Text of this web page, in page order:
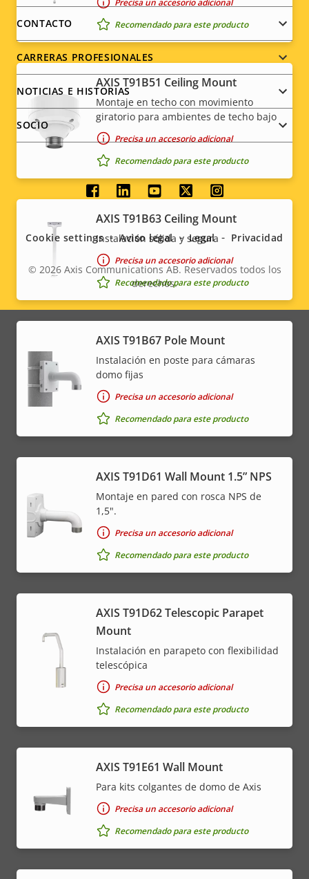
Recomendado para este producto
AXIS T91B51 Ceiling Mount
Montaje en techo con movimiento
giratorio para ambientes de techo bajo
Precisa un accesorio adicional
Recomendado para este producto
AXIS T91B63 Ceiling Mount
Instalación sólida y segura
Precisa un accesorio adicional
Recomendado para este producto
AXIS T91B67 Pole Mount
Instalación en poste para cámaras
domo fijas
Precisa un accesorio adicional
Recomendado para este producto
AXIS T91D61 Wall Mount 1.5” NPS
Montaje en pared con rosca NPS de
1,5".
Precisa un accesorio adicional
Recomendado para este producto
AXIS T91D62 Telescopic Parapet
Mount
Instalación en parapeto con flexibilidad
telescópica
Precisa un accesorio adicional
Recomendado para este producto
AXIS T91E61 Wall Mount
Para kits colgantes de domo de Axis
Precisa un accesorio adicional
Recomendado para este producto
menu
CONTACTO
CARRERAS PROFESIONALES
NOTICIAS E HISTORIAS
SOCIO
Social
menu
Legal
menu
© 2026Axis Communications AB. Reservados todos los
derechos.
Cookie settings Aviso legal Legal Privacidad